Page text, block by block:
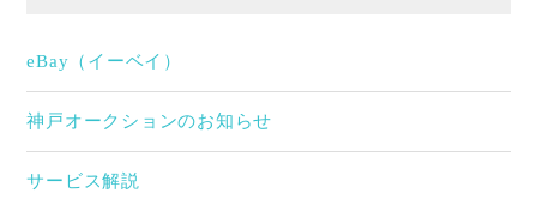
eBay（イーベイ）
神戸オークションのお知らせ
サービス解説